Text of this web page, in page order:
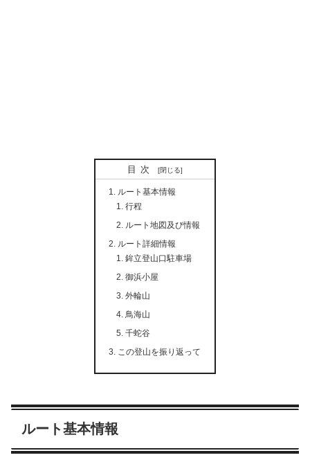
目次
ルート基本情報
行程
ルート地図及び情報
ルート詳細情報
鉾立登山口駐車場
御浜小屋
外輪山
鳥海山
千蛇谷
この登山を振り返って
ルート基本情報